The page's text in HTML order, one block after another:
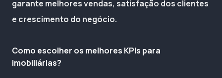
garante melhores vendas, satisfação dos clientes
e crescimento do negócio.
Como escolher os melhores KPIs para
imobiliárias?